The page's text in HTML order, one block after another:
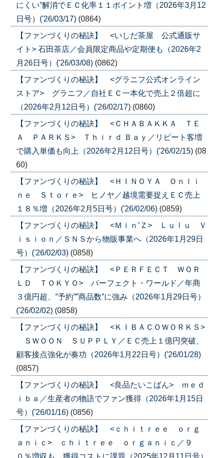
にくい”解消でＥＣ化率１１ポイント増（2026年3月12
日号）('26/03/17) (0864)
【ファンづくりの秘訣】 <いしだ茶屋 公式通販サ
イト> 石田茶店／会員限定商品や定期便も（2026年2
月26日号）('26/03/08) (0862)
【ファンづくりの秘訣】 <グラニフ公式オンライン
ストア> グラニフ／自社ＥＣ一本化で売上２倍超に
（2026年2月12日号）('26/02/17) (0860)
【ファンづくりの秘訣】 <ＣＨＡＢＡＫＫＡ ＴＥ
Ａ ＰＡＲＫＳ> Ｔｈｉｒｄ Ｂａｙ／リピート客増
で購入単価も向上（2026年2月12日号）('26/02/15) (08
60)
【ファンづくりの秘訣】 <ＨＩＮＯＹＡ Ｏｎｌｉ
ｎｅ Ｓｔｏｒｅ> ヒノヤ／越境需要捉えＥＣ売上
１８％増（2026年2月5日号）('26/02/06) (0859)
【ファンづくりの秘訣】 <Ｍｉｎ’Ｚ> Ｌｕｌｕ Ｖ
ｉｓｉｏｎ／ＳＮＳから物販事業へ（2026年1月29日
号）('26/02/03) (0858)
【ファンづくりの秘訣】 <ＰＥＲＦＥＣＴ ＷＯＲ
ＬＤ ＴＯＫＹＯ> パーフェクト・ワールド／年商
３億円超、”予約””商品数”に強み（2026年1月29日号）
('26/02/02) (0858)
【ファンづくりの秘訣】 <ＫＩＢＡＣＯＷＯＲＫＳ>
ＳＷＯＯＮ ＳＵＰＰＬＹ／ＥＣ売上１億円突破、
顧客接点強化が奏功（2026年1月22日号）('26/01/28)
(0857)
【ファンづくりの秘訣】 <良品たいこばん> ｍｅｄ
ｉｂａ／生産者の物語でファン獲得（2026年1月15日
号）('26/01/16) (0856)
【ファンづくりの秘訣】 <ｃｈｉｔｒｅｅ ｏｒｇ
ａｎｉｃ> ｃｈｉｔｒｅｅ ｏｒｇａｎｉｃ／９
０％増収も、獲得コストに課題（2025年12月11日号）